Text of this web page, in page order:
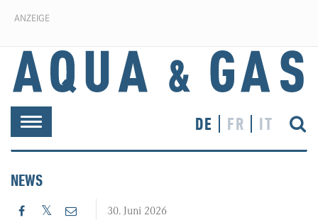
ANZEIGE
Toggle
navigation
DE FR IT
NEWS
30. Juni 2026